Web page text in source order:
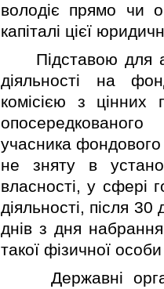
володiє прямо чи
капiталi цiєї
Пiдставою для
дiяльностi на
комiсiєю з цiнних
учасника
не зняту в
власностi, у сферi
дiяльностi, пiсля 30
днiв з дня
такої фiзичної
Державнi